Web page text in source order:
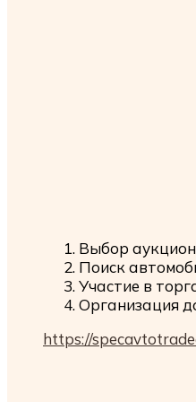
Выбор
Поиск
Участие в
Организация
https://